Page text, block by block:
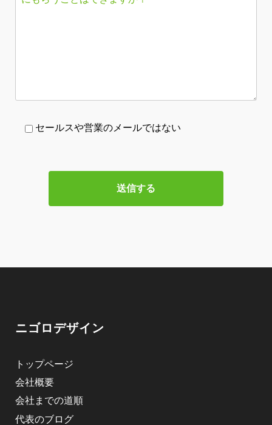
セールスや営業のメールではない
ニゴロデザイン
トップページ
会社概要
会社までの道順
代表のブログ